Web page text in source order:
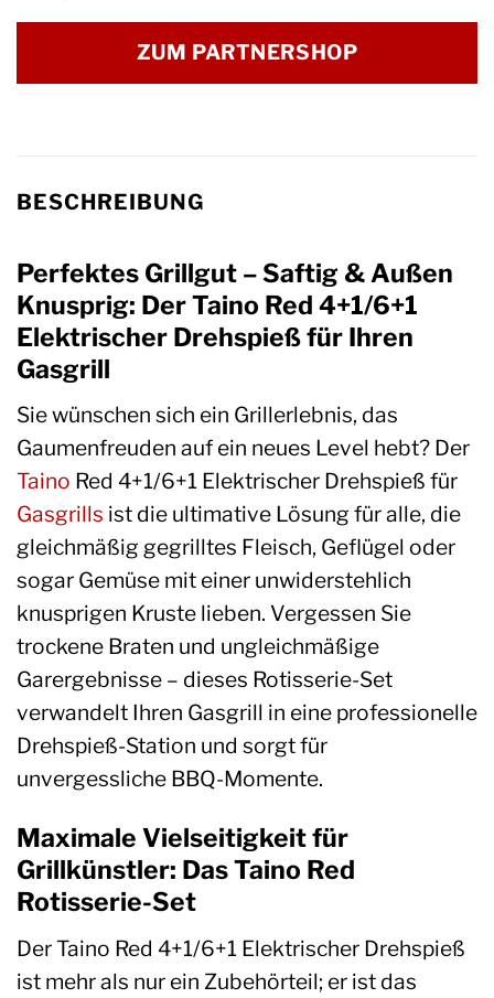
ZUM PARTNERSHOP
BESCHREIBUNG
Perfektes Grillgut – Saftig & Außen
Knusprig: Der Taino Red 4+1/6+1
Elektrischer Drehspieß für Ihren
Gasgrill
Sie wünschen sich ein Grillerlebnis, das
Gaumenfreuden auf ein neues Level hebt? Der
Taino Red 4+1/6+1 Elektrischer Drehspieß für
Gasgrills ist die ultimative Lösung für alle, die
gleichmäßig gegrilltes Fleisch, Geflügel oder
sogar Gemüse mit einer unwiderstehlich
knusprigen Kruste lieben. Vergessen Sie
trockene Braten und ungleichmäßige
Garergebnisse – dieses Rotisserie-Set
verwandelt Ihren Gasgrill in eine professionelle
Drehspieß-Station und sorgt für
unvergessliche BBQ-Momente.
Maximale Vielseitigkeit für
Grillkünstler: Das Taino Red
Rotisserie-Set
Der Taino Red 4+1/6+1 Elektrischer Drehspieß
ist mehr als nur ein Zubehörteil; er ist das